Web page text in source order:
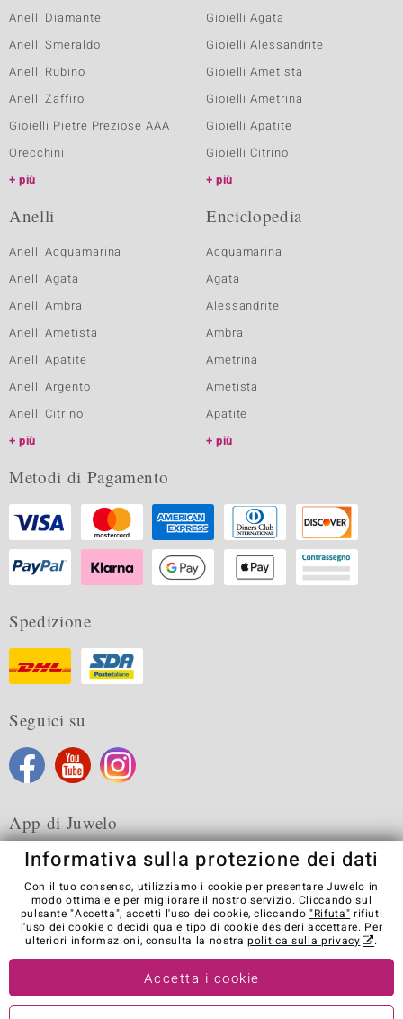
Anelli Diamante
Anelli Smeraldo
Anelli Rubino
Anelli Zaffiro
Gioielli Pietre Preziose AAA
Orecchini
più
Gioielli Agata
Gioielli Alessandrite
Gioielli Ametista
Gioielli Ametrina
Gioielli Apatite
Gioielli Citrino
più
Anelli
Anelli Acquamarina
Anelli Agata
Anelli Ambra
Anelli Ametista
Anelli Apatite
Anelli Argento
Anelli Citrino
più
Enciclopedia
Acquamarina
Agata
Alessandrite
Ambra
Ametrina
Ametista
Apatite
più
Metodi di Pagamento
Spedizione
Seguici su
App di Juwelo
Condizioni generali di vendita Informativa Privacy
Cookies
Note legali
Contatti
Recedere dal contratto
Visit our stores in other countries:
Informativa sulla protezione dei dati
Con il tuo consenso, utilizziamo i cookie per presentare Juwelo in
modo ottimale e per migliorare il nostro servizio. Cliccando sul
pulsante "Accetta", accetti l'uso dei cookie, cliccando "Rifuta" rifiuti
l'uso dei cookie o decidi quale tipo di cookie desideri accettare. Per
ulteriori informazioni, consulta la nostrapolitica sulla privacy .
Accetta i cookie